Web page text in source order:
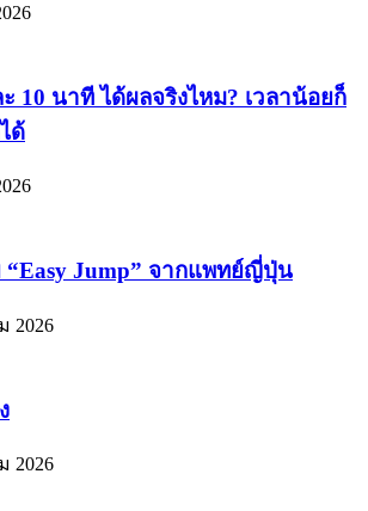
10 นาที ได้ผลจริงไหม? เวลาน้อยก็
ด้
“Easy Jump” จากแพทย์ญี่ปุ่น
2026
2026